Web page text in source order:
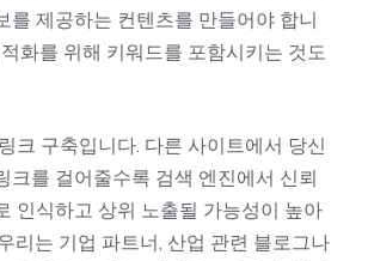
를 제공하는 컨텐츠를 만들어야 합니
화를 위해 키워드를 포함시키는 것도
크 구축입니다. 다른 사이트에서 당신
크를 걸어줄수록 검색 엔진에서 신뢰
인식하고 상위 노출될 가능성이 높아
리는 기업 파트너, 산업 관련 블로그나